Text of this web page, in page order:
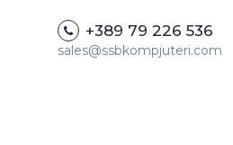
+389 79 226 536
sales@ssbkompjuteri.com